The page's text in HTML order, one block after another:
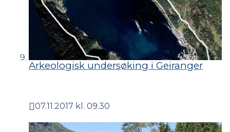
Arkeologisk undersøking i Geiranger
Publisert
07.11.2017 kl. 09.30